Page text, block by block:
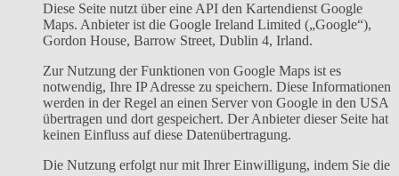
Diese Seite nutzt über eine API den Kartendienst Google
Maps. Anbieter ist die Google Ireland Limited („Google“),
Gordon House, Barrow Street, Dublin 4, Irland.
Zur Nutzung der Funktionen von Google Maps ist es
notwendig, Ihre IP Adresse zu speichern. Diese Informationen
werden in der Regel an einen Server von Google in den USA
übertragen und dort gespeichert. Der Anbieter dieser Seite hat
keinen Einfluss auf diese Datenübertragung.
Die Nutzung erfolgt nur mit Ihrer Einwilligung, indem Sie die